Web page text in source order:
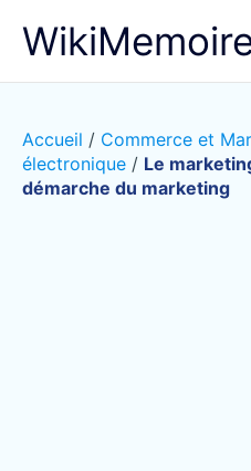
Accueil / Commerce et
électronique / Le
démarche du marketing